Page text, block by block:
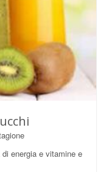
energia e vitamine e